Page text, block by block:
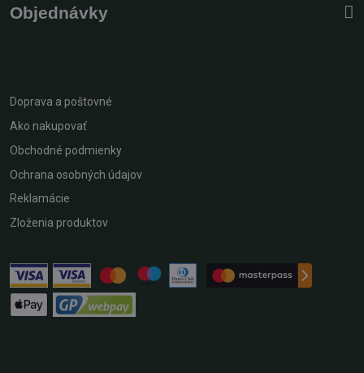
Objednávky
Doprava a poštovné
Ako nakupovať
Obchodné podmienky
Ochrana osobných údajov
Reklamácie
Zloženia produktov